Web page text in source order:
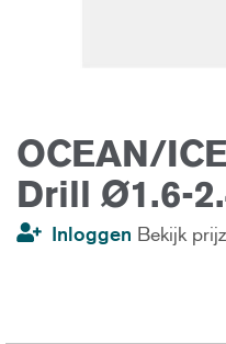
OCEAN/
Drill Ø1.6-
Inloggen Bekijk
Ga
naar
begin
van
de
afbeeldingen-